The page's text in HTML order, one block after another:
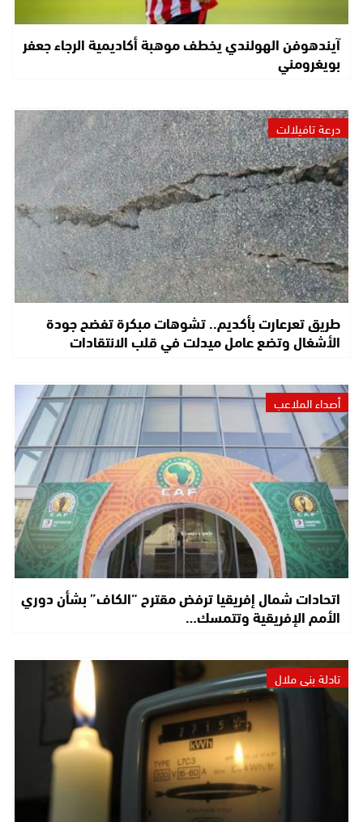
آيندهوفن الهولندي يخطف موهبة أكاديمية الرجاء جعفر
بويغرومني
درعة تافيلالت
طريق تعرعارت بأكديم.. تشوهات مبكرة تفضح جودة
الأشغال وتضع عامل ميدلت في قلب الانتقادات
أصداء الملاعب
اتحادات شمال إفريقيا ترفض مقترح “الكاف” بشأن دوري
الأمم الإفريقية وتتمسك…
تادلة بني ملال